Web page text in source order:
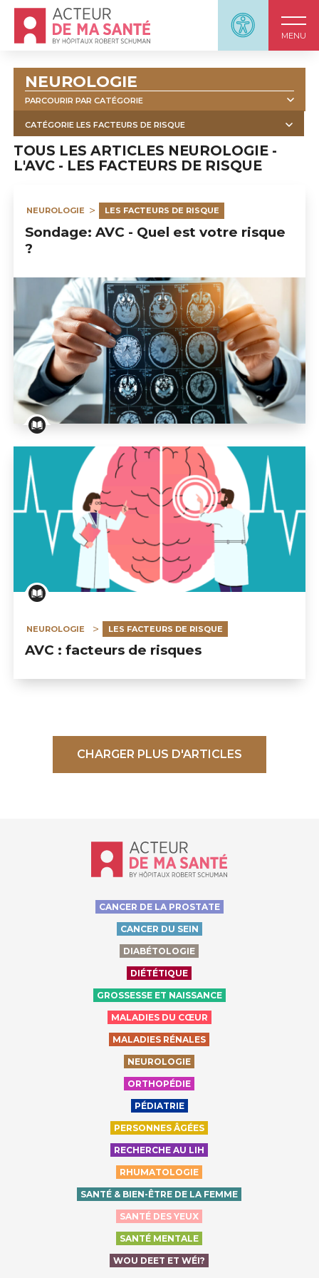
Panneau
MENU
Accueil - Acteur de ma santé, by HôpitauxRobert
NEUROLOGIE
PARCOURIR PAR CATÉGORIE
TOUT L'AVC LA SORTIE APRÈS UN AVC
CATÉGORIE LES FACTEURS DE RISQUE
TOUT EXAMENS COMPLÉMENTAIRES
PRISE EN CHARGE LES TRAITEMENTS
DIAGNOSTIC ET TRAITEMENT D’URGENCE
TOUS LES ARTICLES NEUROLOGIE -
L'AVC - LES FACTEURS DE RISQUE
NEUROLOGIE LES FACTEURS DE RISQUE
Sondage: AVC - Quel est votre risque
?
Sondage: AVC - Quel est votre risque ?
NEUROLOGIE LES FACTEURS DE RISQUE
AVC : facteurs de risques
CHARGER PLUS D'ARTICLES
Accueil - Acteur de ma santé, by
CANCER DE LA PROSTATE
CANCER DU SEIN
DIABÉTOLOGIE
DIÉTÉTIQUE
GROSSESSE ET NAISSANCE
MALADIES DU CŒUR
MALADIES RÉNALES
NEUROLOGIE
ORTHOPÉDIE
PÉDIATRIE
PERSONNES ÂGÉES
RECHERCHE AU LIH
RHUMATOLOGIE
SANTÉ & BIEN-ÊTRE DE LA FEMME
SANTÉ DES YEUX
SANTÉ MENTALE
WOU DEET ET WÉI?